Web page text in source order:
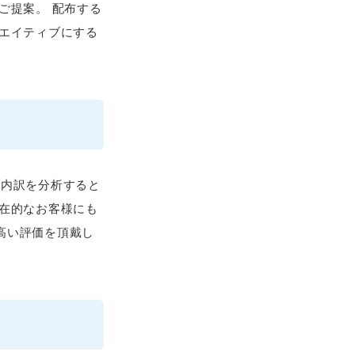
提案。 配布する
イティブにする
訳を分析すると
的なお客様にも
い評価を頂戴し